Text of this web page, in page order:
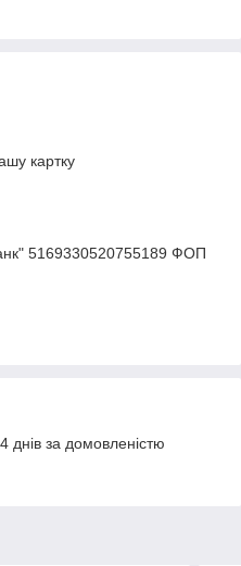
картку
5169330520755189 ФОП
днів за домовленістю